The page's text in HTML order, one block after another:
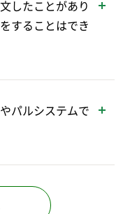
したことがあり
することはでき
せん。
パルシステムで